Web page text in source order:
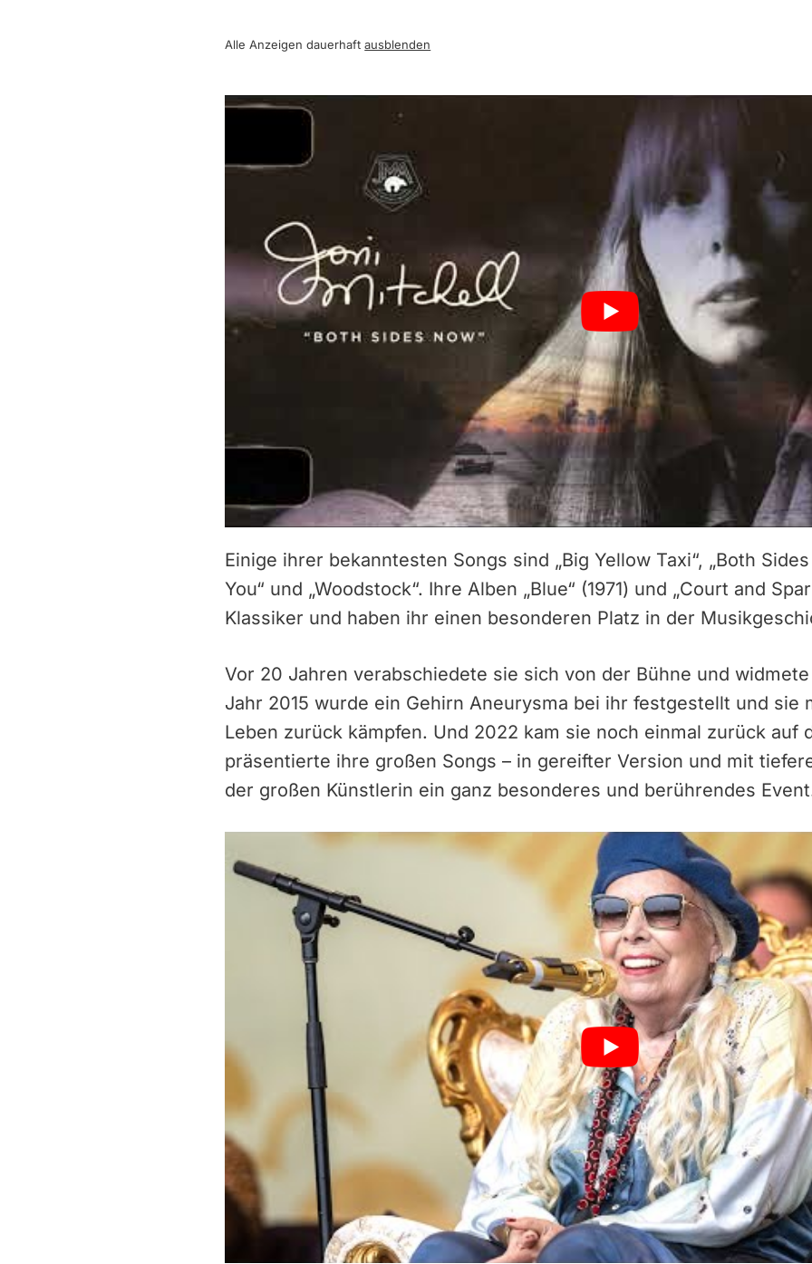
Alle Anzeigen dauerhaftausblenden
Einige ihrer bekanntesten Songs sind „Big Yellow Taxi“, „Both
You“ und „Woodstock“. Ihre Alben „Blue“ (1971) und „Court and
Klassiker und haben ihr einen besonderen Platz in der
Vor 20 Jahren verabschiedete sie sich von der Bühne und
Jahr 2015 wurde ein Gehirn Aneurysma bei ihr festgestellt und sie
Leben zurück kämpfen. Und 2022 kam sie noch einmal zurück auf
präsentierte ihre großen Songs – in gereifter Version und mit
der großen Künstlerin ein ganz besonderes und berührendes